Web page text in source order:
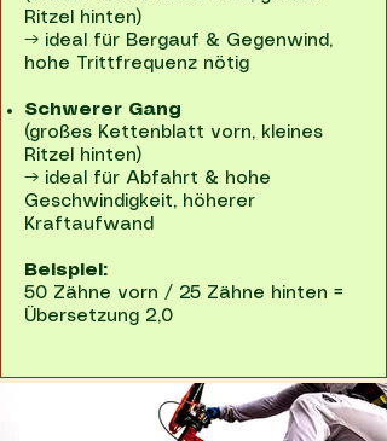
Ritzel hinten)
→ ideal für Bergauf & Gegenwind,
hohe Trittfrequenz nötig
Schwerer Gang
(großes Kettenblatt vorn, kleines
Ritzel hinten)
→ ideal für Abfahrt & hohe
Geschwindigkeit, höherer
Kraftaufwand
Beispiel:
50 Zähne vorn / 25 Zähne hinten =
Übersetzung 2,0